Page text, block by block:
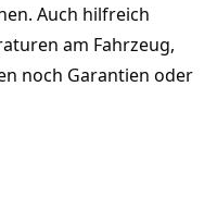
Auch hilfreich
am Fahrzeug,
noch Garantien oder